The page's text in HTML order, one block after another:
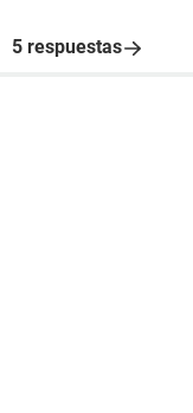
5 respuestas